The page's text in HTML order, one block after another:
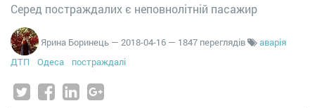
Серед постраждалих є неповнолітній пасажир
Ярина Боринець — 2018-04-16 — 1847 переглядів
аварія
ДТП
Одеса постраждалі